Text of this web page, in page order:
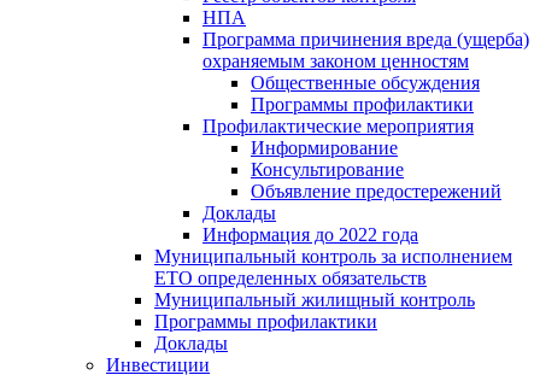
НПА
Программа причинения вреда (ущерба)
охраняемым законом ценностям
Общественные обсуждения
Программы профилактики
Профилактические мероприятия
Информирование
Консультирование
Объявление предостережений
Доклады
Информация до 2022 года
Муниципальный контроль за исполнением
ЕТО определенных обязательств
Муниципальный жилищный контроль
Программы профилактики
Доклады
Инвестиции